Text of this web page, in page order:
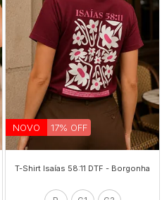
NOVO 17% OFF
T-Shirt Isaías 58:11 DTF - Borgonha